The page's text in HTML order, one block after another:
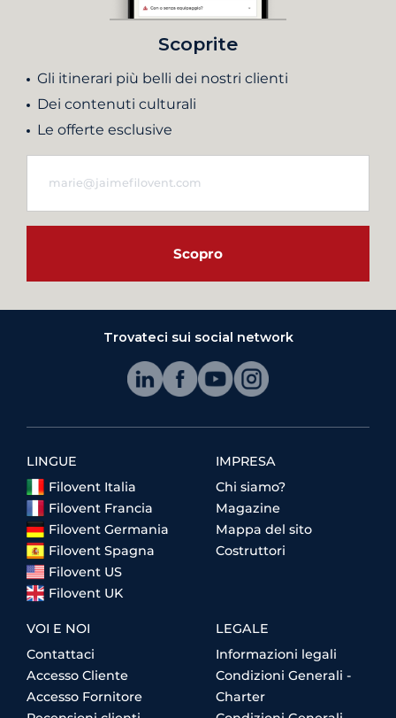
Scoprite
Gli itinerari più belli dei nostri clienti
Dei contenuti culturali
Le offerte esclusive
Scopro
Trovateci sui social network
LINGUE
Filovent Italia
Filovent Francia
Filovent Germania
Filovent Spagna
Filovent US
Filovent UK
IMPRESA
Chi siamo?
Magazine
Mappa del sito
Costruttori
VOI E NOI
Contattaci
Accesso Cliente
Accesso Fornitore
LEGALE
Informazioni legali
Condizioni Generali -
Charter